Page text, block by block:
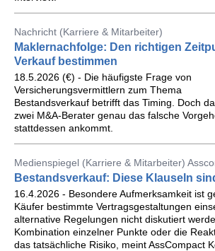
Nachricht (Karriere & Mitarbeiter)
Maklernachfolge: Den richtigen
Verkauf bestimmen
18.5.2026 (€) - Die häufigste Frage von
Versicherungsvermittlern zum Thema
Bestandsverkauf betrifft das Timing. Doch
zwei M&A-Berater genau das falsche
stattdessen ankommt.
Medienspiegel (Karriere & Mitarbeiter)
Bestandsverkauf: Diese Klauseln
16.4.2026 - Besondere Aufmerksamkeit ist
Käufer bestimmte Vertragsgestaltungen
alternative Regelungen nicht diskutiert
Kombination einzelner Punkte oder die
das tatsächliche Risiko, meint AssCompact